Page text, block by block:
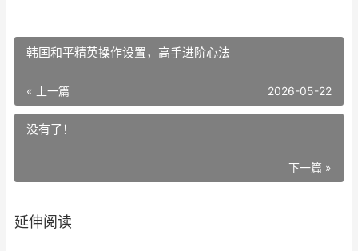
韩国和平精英操作设置，高手进阶心法
« 上一篇 2026-05-22
没有了！
下一篇 »
延伸阅读